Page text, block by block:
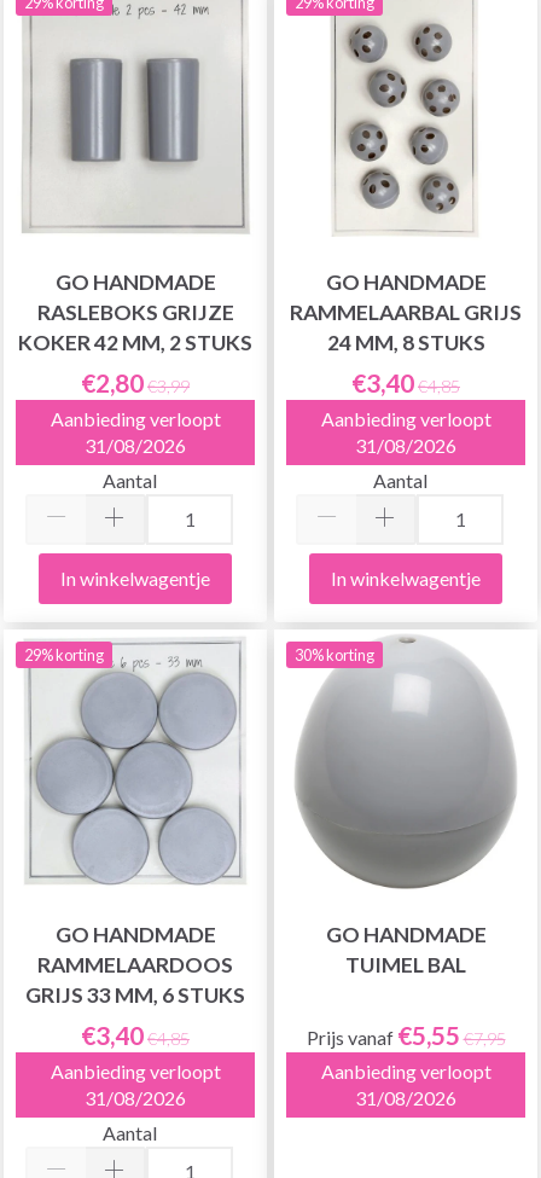
GO HANDMADE
RASLEBOKS GRIJZE
KOKER 42 MM, 2 STUKS
€2,80€3,99
Aanbieding verloopt
31/08/2026
Aantal
In winkelwagentje
GO HANDMADE
RAMMELAARBAL GRIJS
24 MM, 8 STUKS
€3,40€4,85
Aanbieding verloopt
31/08/2026
Aantal
In winkelwagentje
29% korting
GO HANDMADE
RAMMELAARDOOS
GRIJS 33 MM, 6 STUKS
€3,40€4,85
Aanbieding verloopt
31/08/2026
Aantal
30% korting
GO HANDMADE
TUIMEL BAL
Prijs vanaf €5,55 €7,95
Aanbieding verloopt
31/08/2026